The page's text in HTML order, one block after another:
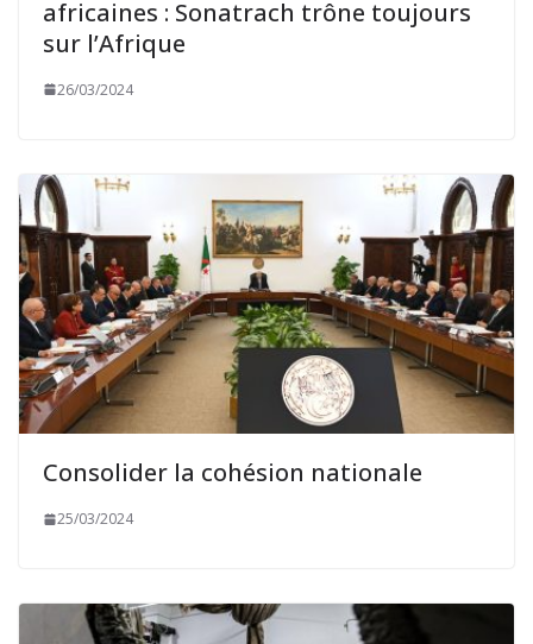
africaines : Sonatrach trône toujours
sur l’Afrique
26/03/2024
Consolider la cohésion nationale
25/03/2024